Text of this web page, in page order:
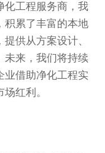
化工程服务商，我
积累了丰富的本地
供从方案设计、
未来，我们将持续
业借助净化工程实
红利。